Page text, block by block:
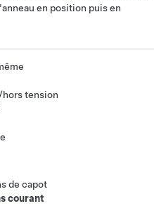
en position puis en
hors tension
de capot
courant